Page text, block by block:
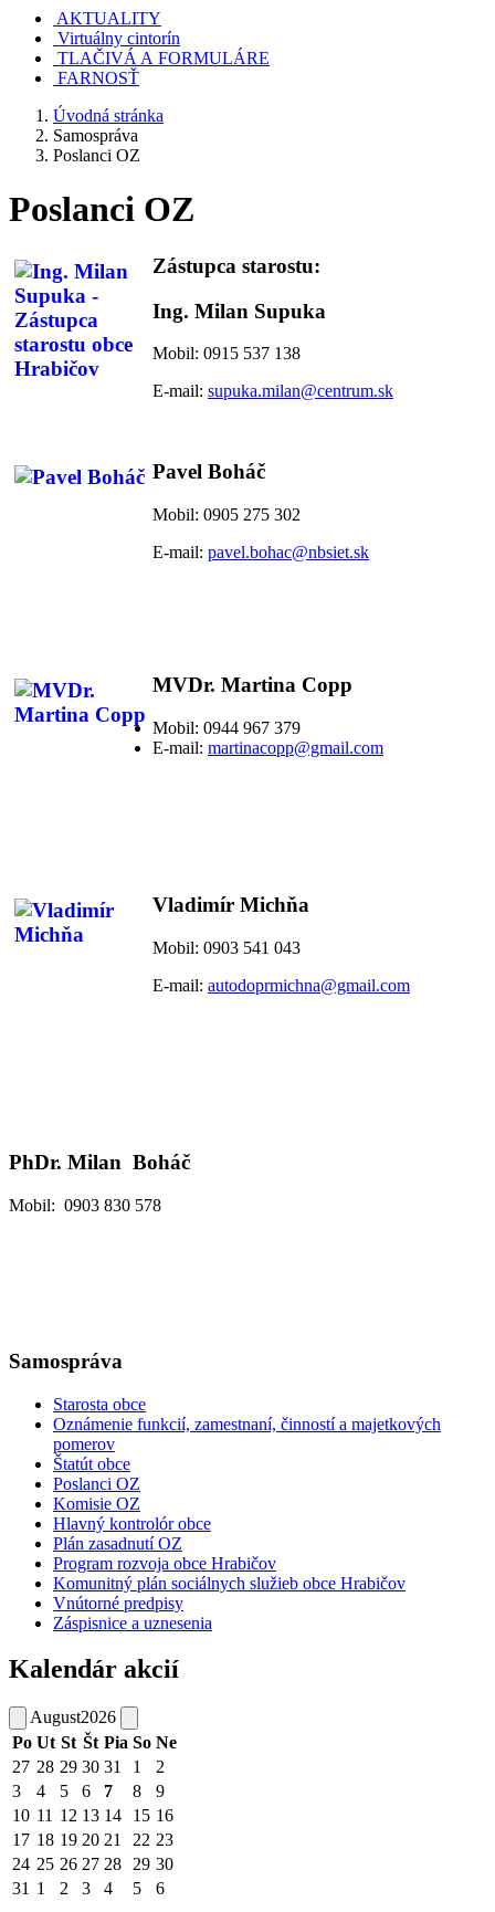
AKTUALITY
Virtuálny cintorín
TLAČIVÁ A FORMULÁRE
FARNOSŤ
Úvodná stránka
Samospráva
Poslanci OZ
Poslanci OZ
Zástupca starostu:
Ing. Milan Supuka
Mobil: 0915 537 138
E-mail: supuka.milan@centrum.sk
Pavel Boháč
Mobil: 0905 275 302
E-mail: pavel.bohac@nbsiet.sk
MVDr. Martina Copp
Mobil: 0944 967 379
E-mail: martinacopp@gmail.com
Vladimír Michňa
Mobil: 0903 541 043
E-mail: autodoprmichna@gmail.com
PhDr. Milan Boháč
Mobil: 0903 830 578
Samospráva
Starosta obce
Oznámenie funkcií, zamestnaní, činností a majetkových
pomerov
Štatút obce
Poslanci OZ
Komisie OZ
Hlavný kontrolór obce
Plán zasadnutí OZ
Program rozvoja obce Hrabičov
Komunitný plán sociálnych služieb obce Hrabičov
Vnútorné predpisy
Záspisnice a uznesenia
Kalendár akcií
August2026
Po Ut St Št Pia So Ne
27 28 29 30 31 1
2
3
4 5 6 7 8
9
10 11 12 13 14 15 16
17 18 19 20 21 22 23
24 25 26 27 28 29 30
31 1 2 3 4 5 6